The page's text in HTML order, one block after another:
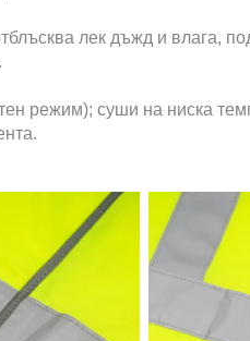
лек дъжд и влага,
режим); суши на ниска